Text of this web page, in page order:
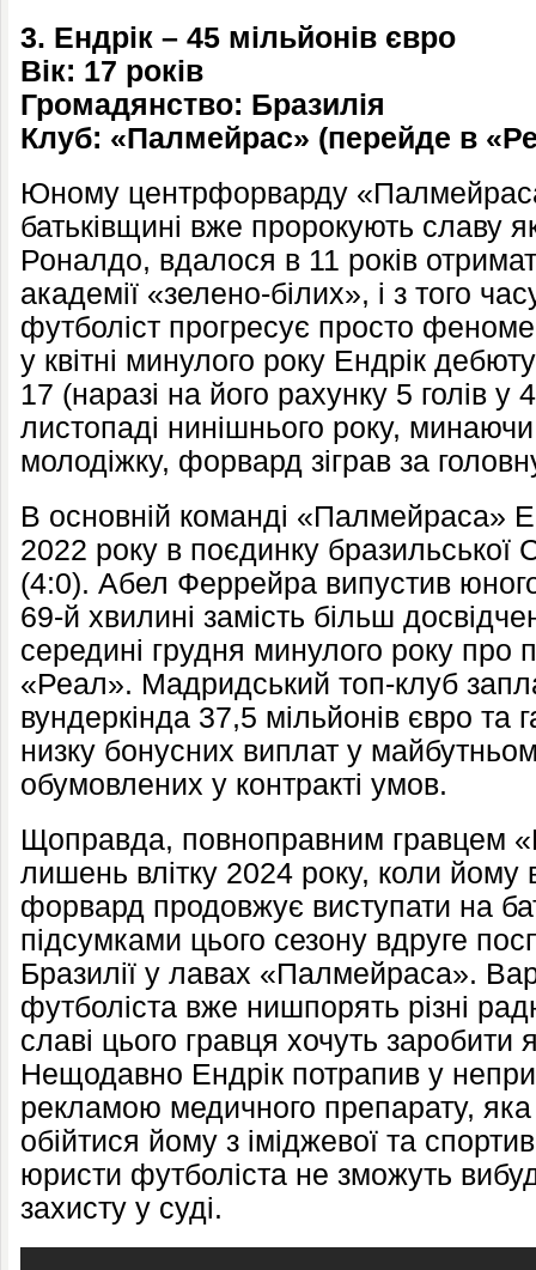
3. Ендрік – 45 мільйонів євро
Вік: 17 років
Громадянство: Бразилія
Клуб: «Палмейрас» (перейде в
Юному центрфорварду
батьківщині вже пророкують славу
Роналдо, вдалося в 11 років
академії «зелено-білих», і з того
футболіст прогресує просто
у квітні минулого року Ендрік
17 (наразі на його рахунку 5 голів
листопаді нинішнього року, минаючи
молодіжку, форвард зіграв за
В основній команді «Палмейраса»
2022 року в поєдинку бразильської
(4:0). Абел Феррейра випустив
69-й хвилині замість більш
середині грудня минулого року про
«Реал». Мадридський топ-клуб
вундеркінда 37,5 мільйонів євро
низку бонусних виплат у
обумовлених у контракті умов.
Щоправда, повноправним гравцем
лишень влітку 2024 року, коли
форвард продовжує виступати на
підсумками цього сезону вдруге
Бразилії у лавах «Палмейраса».
футболіста вже нишпорять різні
славі цього гравця хочуть
Нещодавно Ендрік потрапив у
рекламою медичного препарату,
обійтися йому з іміджевої та
юристи футболіста не зможуть
захисту у суді.